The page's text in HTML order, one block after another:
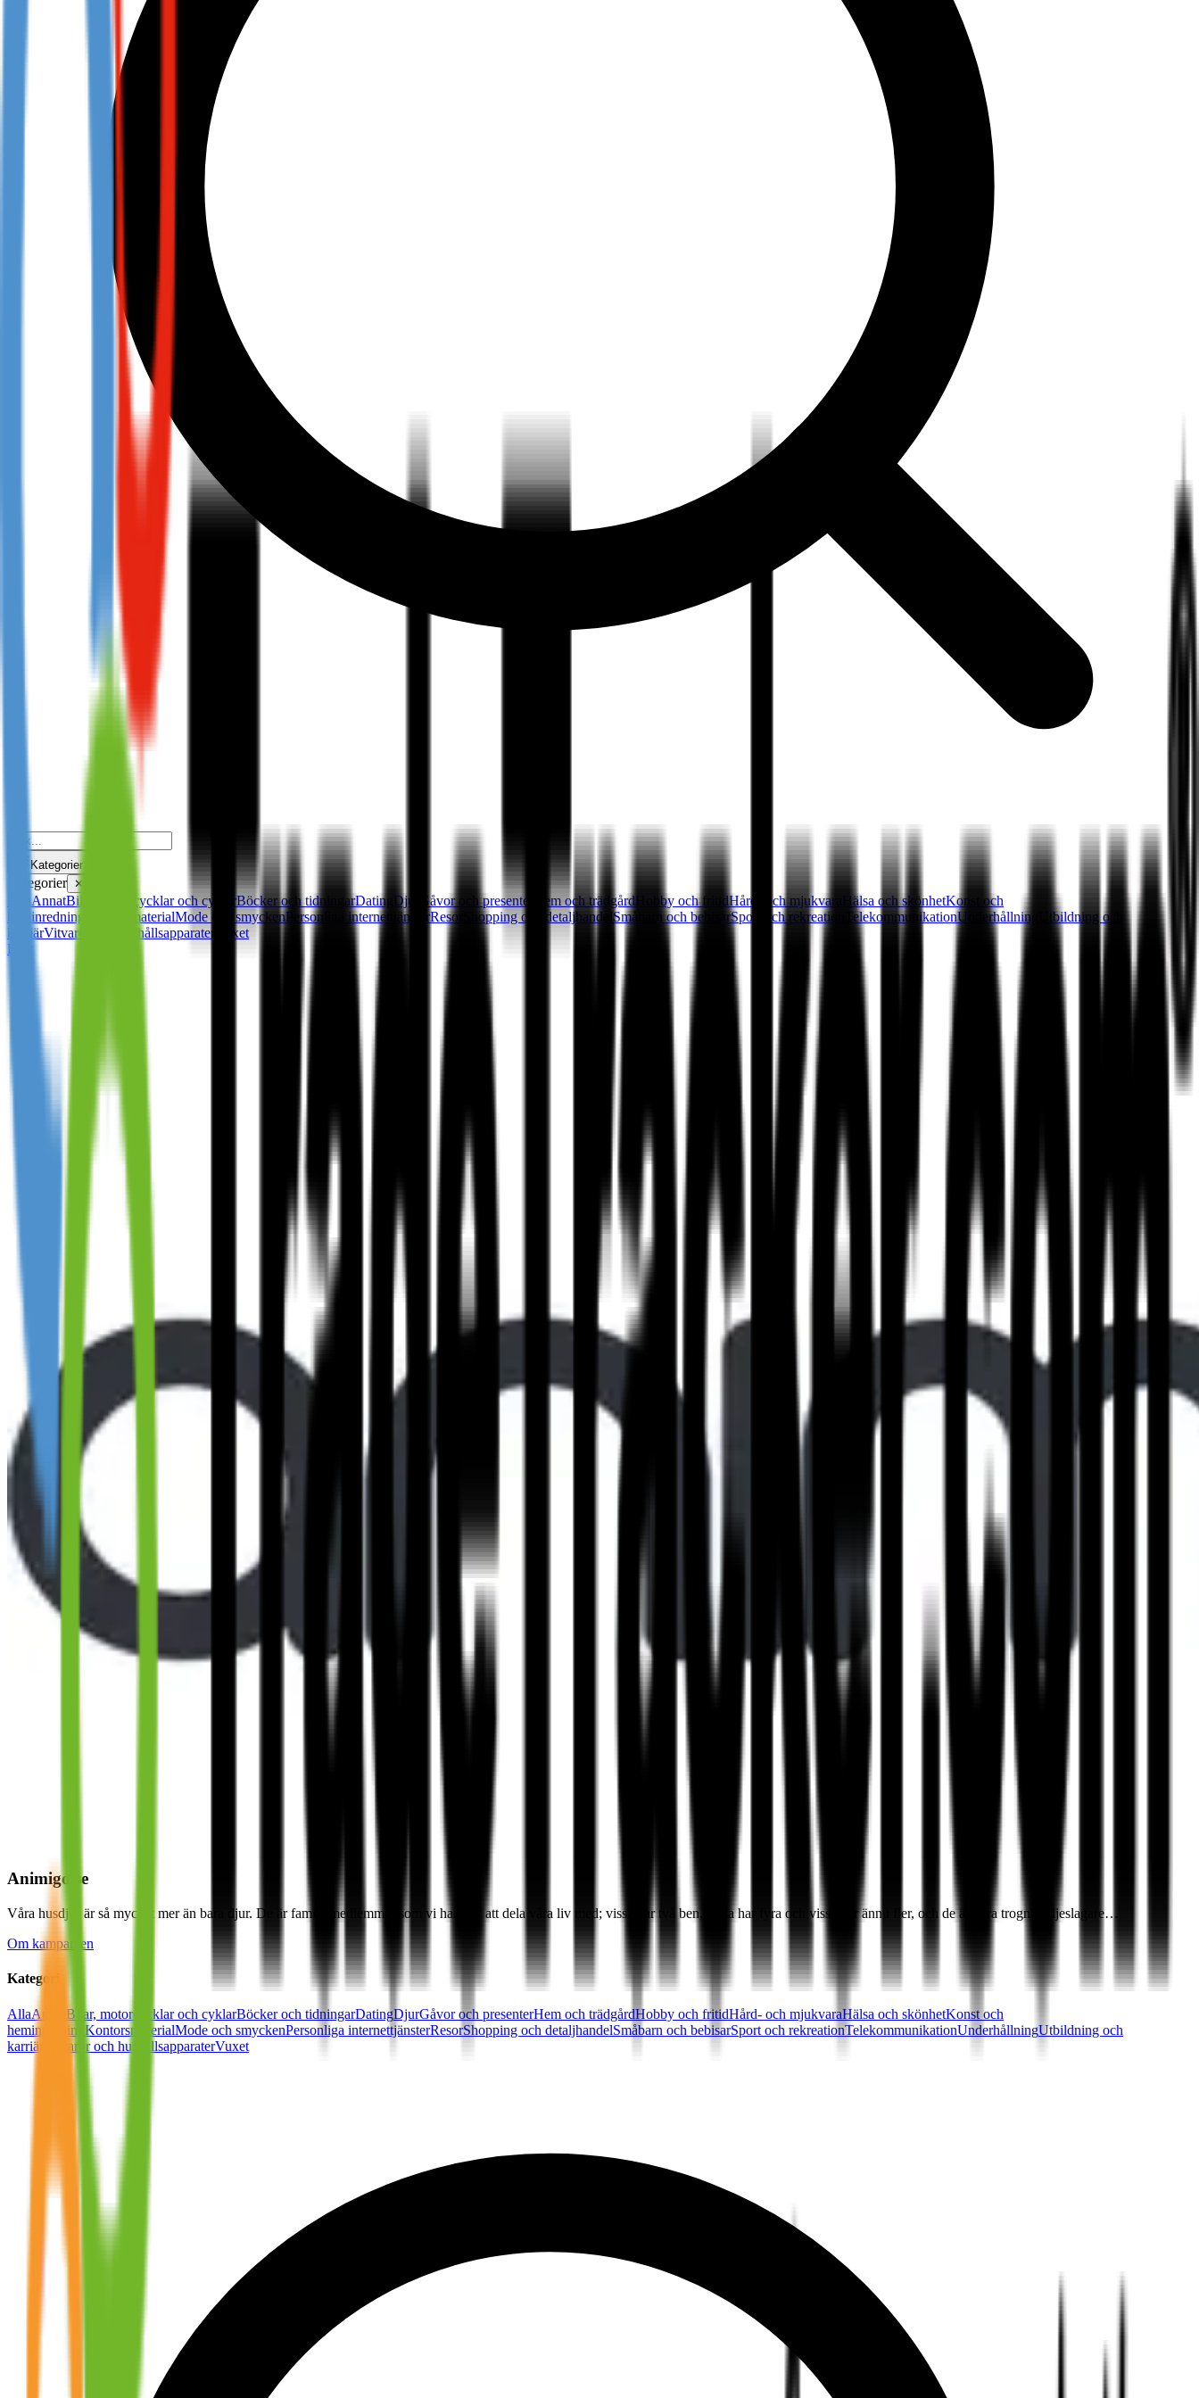
Kategorier
Kategorier ✕
AnnatBilar, motorcycklar och cyklarBöcker och tidningarDating Djur Gåvor och presenter Hem och trädgård Hobby och fritidHård- och mjukvara Hälsa och skönhetKonst och
heminredning
KontorsmaterialMode och smyckenPersonliga internettjänsterResor Shopping och detaljhandel Småbarn och bebisarSport och rekreation TelekommunikationUnderhållning
Utbildning och
karriärVitvaror och hushållsapparater
Vuxet
Djur
Animigo.se
Våra husdjur är så mycket mer än bara djur. De är familjemedlemmar som vi har valt att dela våra liv med; vissa har två ben, vissa har fyra och vissa har ännu fler, och de är våra trogna följeslagare…
Om kampanjen
Kategori
AllaAnnat Bilar, motorcycklar och cyklarBöcker och tidningarDatingDjurGåvor och presenterHem och trädgårdHobby och fritidHård- och mjukvaraHälsa och skönhetKonst och
heminredning KontorsmaterialMode och smyckenPersonliga internettjänsterResorShopping och detaljhandelSmåbarn och bebisarSport och rekreationTelekommunikationUnderhållningUtbildning och
karriär
Vitvaror och hushållsapparaterVuxet